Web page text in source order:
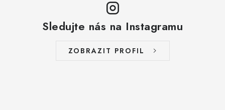
Sledujte nás na Instagramu
ZOBRAZIT PROFIL